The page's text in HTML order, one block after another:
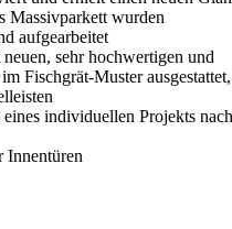
Massivparkett wurden
aufgearbeitet
sehr hochwertigen und
Fischgrät-Muster ausgestattet,
individuellen Projekts nach
Innentüren